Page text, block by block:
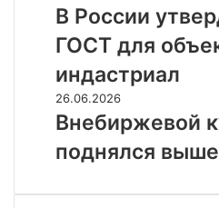
79
рублей
России
утвердили
новый
ГОСТ
для
объектов
лайт-
В России
ГОСТ для
индастриал
Внебиржевой
курс
доллара
поднялся
78
26.06.2026
Внебиржевой
поднялся